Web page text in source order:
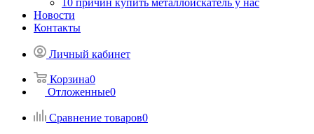
10 причин купить металлоискатель у нас
Новости
Контакты
Личный кабинет
Корзина0
Отложенные0
Сравнение товаров0